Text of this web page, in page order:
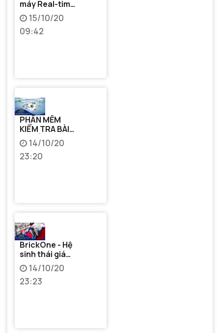
máy Real-time
PCR giá rẻ,
nhỏ gọn phục
vụ nghiên cứu
15/10/20
09:42
PHẦN MỀM
KIỂM TRA BÀI
CŨ TÍCH HỢP
ĐIỂM DANH
XÁC ĐỊNH VỊ
14/10/20
23:20
BrickOne - Hệ
sinh thái giáo
dục STEM
Made in
Vietnam
14/10/20
23:23